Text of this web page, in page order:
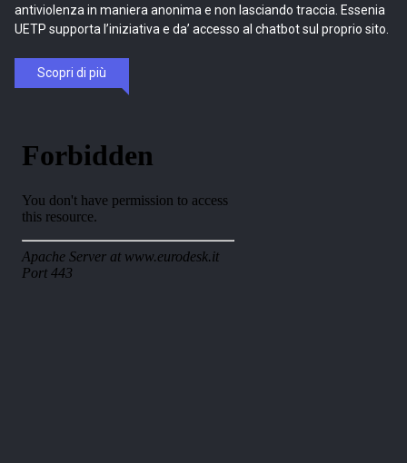
antiviolenza in maniera anonima e non lasciando traccia. Essenia
UETP supporta l’iniziativa e da’ accesso al chatbot sul proprio sito.
Scopri di più